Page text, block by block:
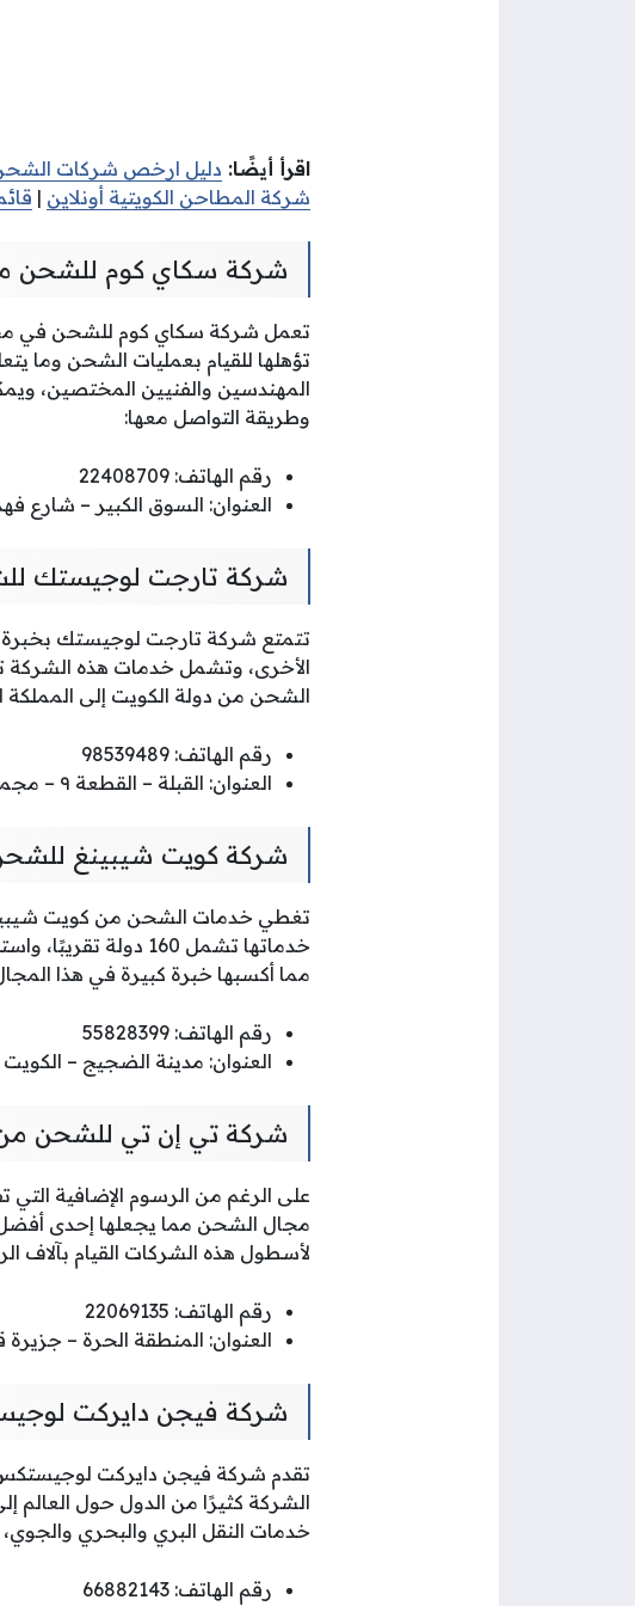
اقرأ أيضًا: دليل ارخص شركات
شركة المطاحن الكويتية أونلاين |
شركة سكاي كوم للشحن
تؤهلها للقيام بعمليات الشحن وما
المهندسين والفنيين المختصين،
وطريقة التواصل معها:
رقم الهاتف: 22408709
العنوان: السوق الكبير – شارع
شركة تارجت لوجيستك
الأخرى، وتشمل خدمات هذه الشركة
الشحن من دولة الكويت إلى المملكة
رقم الهاتف: 98539489
العنوان: القبلة – القطعة ٩ – مجمع وزارة المالية المحل مكتب 5/3 – الدور الثاني
شركة كويت شيبينغ
تغطي خدمات الشحن من كويت
خدماتها تشمل 160
مما أكسبها خبرة كبيرة في هذا
رقم الهاتف: 55828399
العنوان: مدينة الضجيج – الكويت
شركة تي إن تي للشحن من
على الرغم من الرسوم الإضافية التي
مجال الشحن مما يجعلها إحدى
لأسطول هذه الشركات القيام بآلاف
رقم الهاتف: 22069135
العنوان: المنطقة الحرة – جزيرة
شركة فيجن دايركت
تقدم شركة فيجن دايركت لوجيستكس
الشركة كثيرًا من الدول حول العالم
خدمات النقل البري والبحري
رقم الهاتف: 66882143